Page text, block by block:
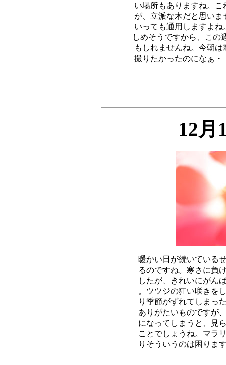
い場所もありますね。
が、立派な木だと思い
いっても通用しますよ
しめそうですから、この
もしれませんね。今朝
12月
暖かい日が続いている
るのですね。寒さに負
したが、きれいにがん
。ツツジの狂い咲きを
り季節がずれてしまっ
ありがたいものですが
になってしまうと、見
ことでしょうね。マラ